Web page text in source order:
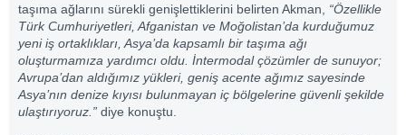
taşıma ağlarını sürekli genişlettiklerini belirten Akman, “Özellikle
Türk Cumhuriyetleri, Afganistan ve Moğolistan’da kurduğumuz
yeni iş ortaklıkları, Asya’da kapsamlı bir taşıma ağı
oluşturmamıza yardımcı oldu. İntermodal çözümler de sunuyor;
Avrupa’dan aldığımız yükleri, geniş acente ağımız sayesinde
Asya’nın denize kıyısı bulunmayan iç bölgelerine güvenli şekilde
ulaştırıyoruz.” diye konuştu.